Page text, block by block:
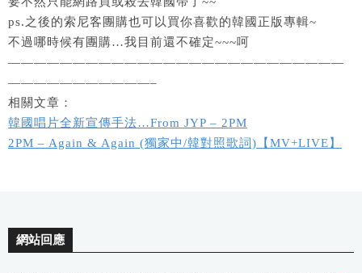
ps.之後的索尼客團購也可以買你喜歡的韓國正版專輯~
不過哪時候有團購…我目前還不確定~~~呵
——————————————————————————
———————————–
相關文章：
韓國唱片全新宣傳手法…From JYP – 2PM
2PM – Again & Again (獨家中/韓對照歌詞)【MV+LIVE】
網站回應